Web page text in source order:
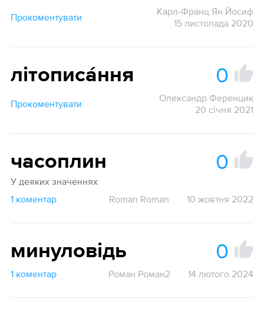
Прокоментувати
Карл-Франц Ян Йосиф
15 листопада 2020
літописа́ння 0
Прокоментувати
Олександр Ференцик
20 січня 2021
часоплин 0
У деяких значеннях
1 коментар
Roman Roman 10 жовтня 2022
минуловідь 0
1 коментар Роман Роман2 14 лютого 2024